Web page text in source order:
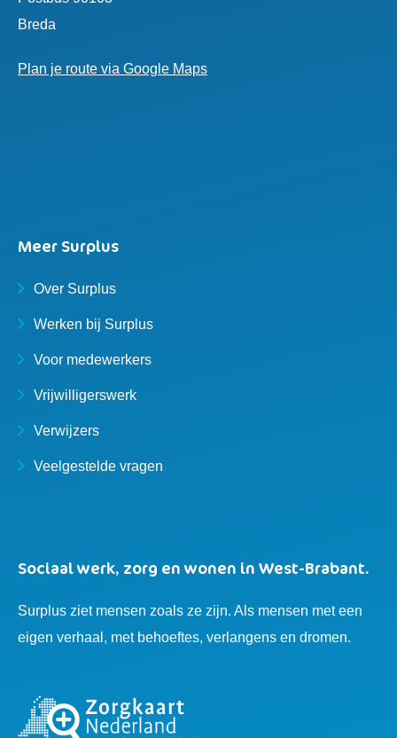
Breda
Plan je route via Google Maps
Meer Surplus
Over Surplus
Werken bij Surplus
Voor medewerkers
Vrijwilligerswerk
Verwijzers
Veelgestelde vragen
Sociaal werk, zorg en wonen in West-Brabant.
Surplus ziet mensen zoals ze zijn. Als mensen met een
eigen verhaal, met behoeftes, verlangens en dromen.